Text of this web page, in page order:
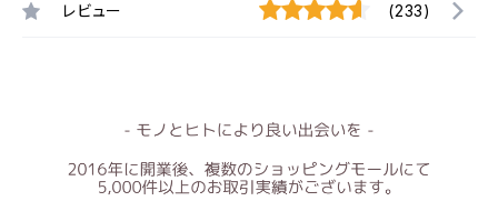
レビュー (233)